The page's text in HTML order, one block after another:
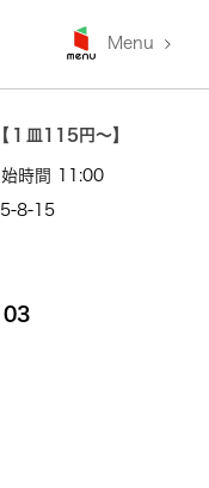
Menu
１皿115円～】
時間 11:00
5-8-15